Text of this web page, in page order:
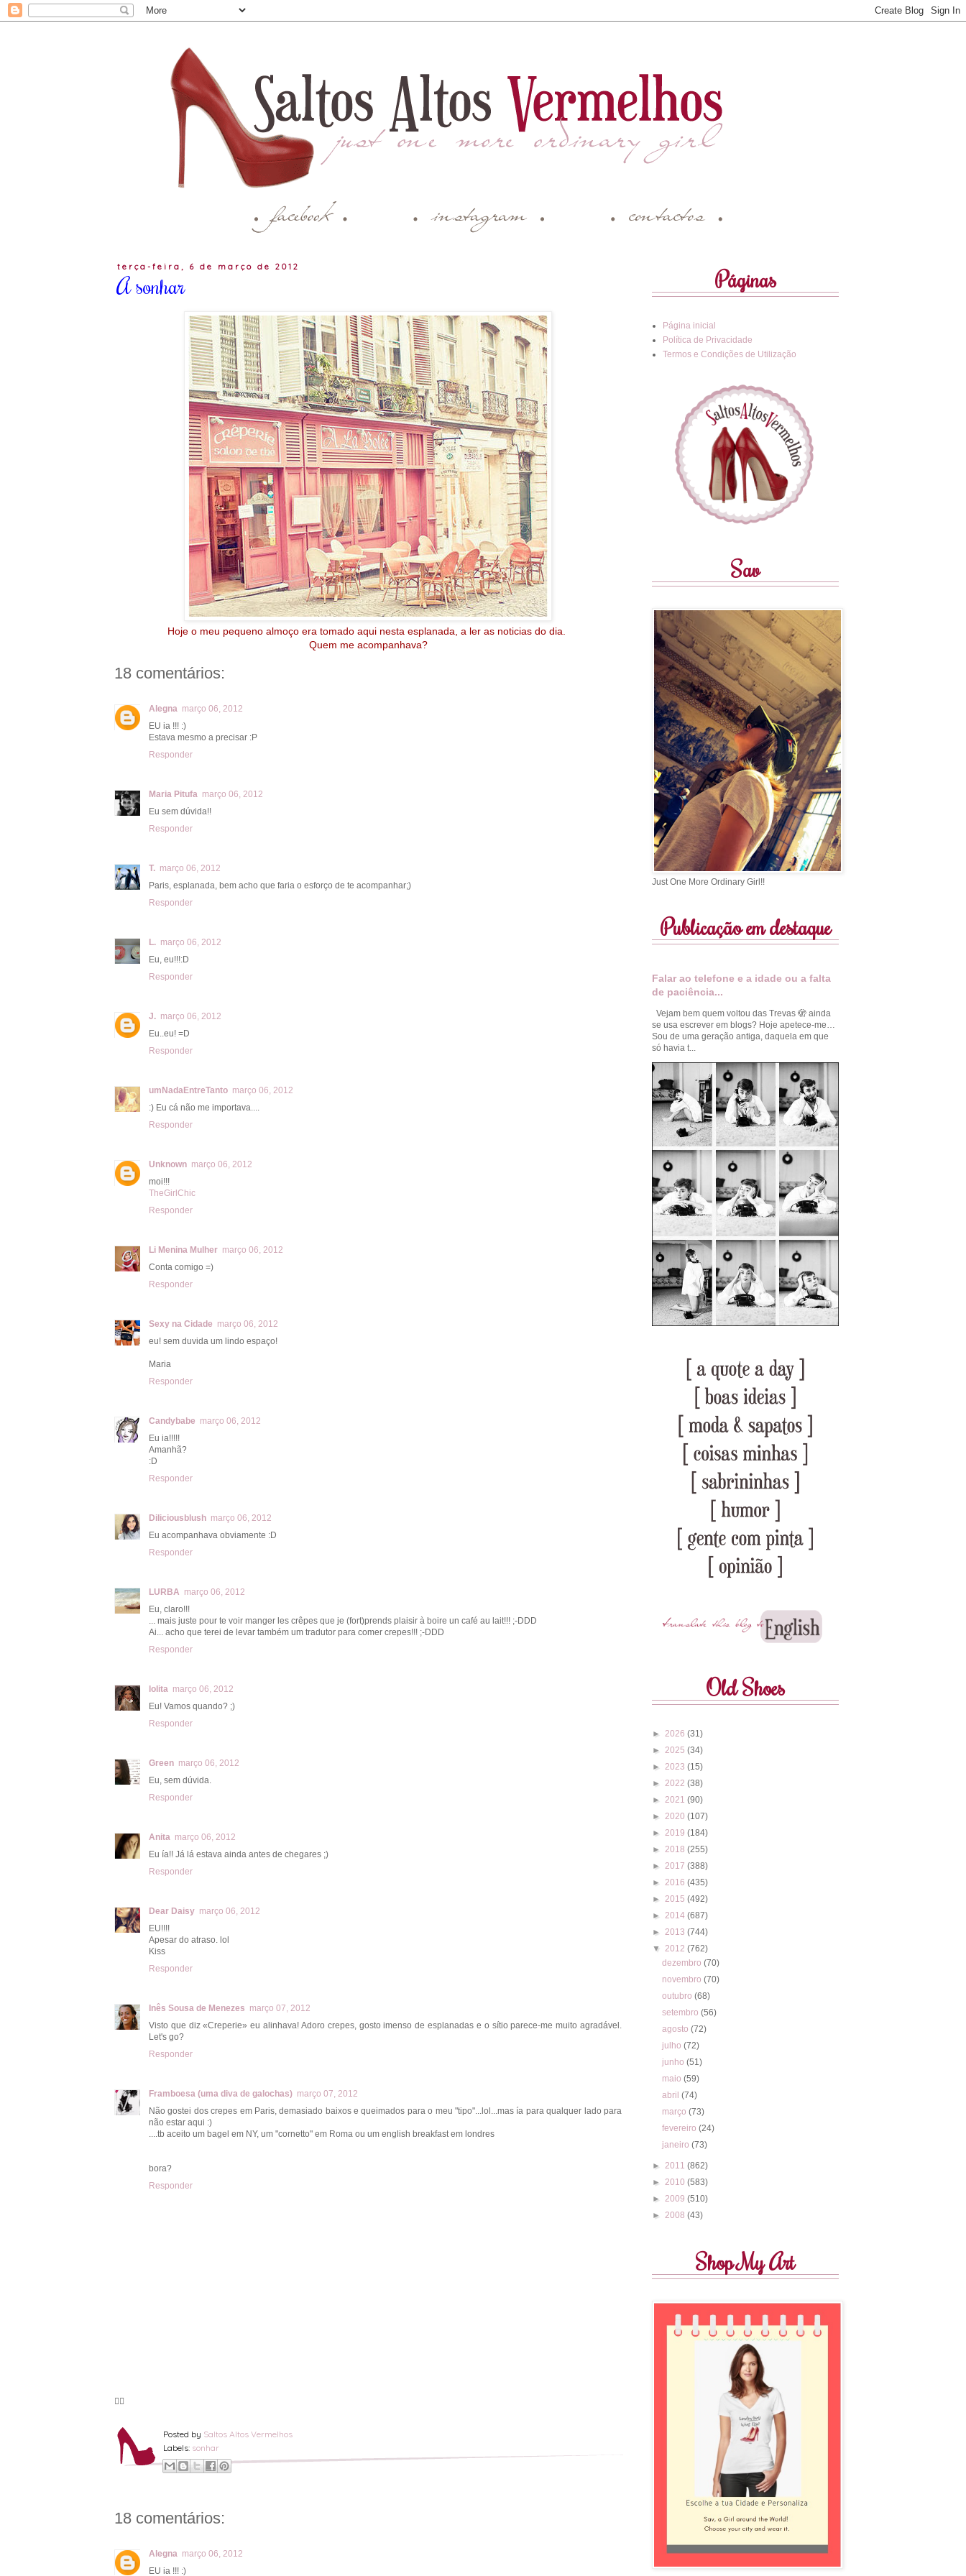
terça-feira, 6 de março de 2012
A sonhar
Hoje o meu pequeno almoço era tomado aqui nesta esplanada, a ler as noticias do dia.
Quem me acompanhava?
18 comentários:
Alegna março 06, 2012
EU ia !!! :)
Estava mesmo a precisar :P
Responder
Maria Pitufa março 06, 2012
Eu sem dúvida!!
Responder
T. março 06, 2012
Paris, esplanada, bem acho que faria o esforço de te acompanhar;)
Responder
L. março 06, 2012
Eu, eu!!!:D
Responder
J. março 06, 2012
Eu..eu! =D
Responder
umNadaEntreTanto março 06, 2012
:) Eu cá não me importava....
Responder
Unknown março 06, 2012
moi!!!
TheGirlChic
Responder
Li Menina Mulher março 06, 2012
Conta comigo =)
Responder
Sexy na Cidade março 06, 2012
eu! sem duvida um lindo espaço!
Maria
Responder
Candybabe março 06, 2012
Eu ia!!!!!
Amanhã?
:D
Responder
Diliciousblush março 06, 2012
Eu acompanhava obviamente :D
Responder
LURBA março 06, 2012
Eu, claro!!!
... mais juste pour te voir manger les crêpes que je (fort)prends plaisir à boire un café au lait!!! ;-DDD
Ai... acho que terei de levar também um tradutor para comer crepes!!! ;-DDD
Responder
lolita março 06, 2012
Eu! Vamos quando? ;)
Responder
Green março 06, 2012
Eu, sem dúvida.
Responder
Anita março 06, 2012
Eu ía!! Já lá estava ainda antes de chegares ;)
Responder
Dear Daisy março 06, 2012
EU!!!!
Apesar do atraso. lol
Kiss
Responder
Inês Sousa de Menezes março 07, 2012
Visto que diz «Creperie» eu alinhava! Adoro crepes, gosto imenso de esplanadas e o sítio parece-me muito agradável.
Let's go?
Responder
Framboesa (uma diva de galochas) março 07, 2012
Não gostei dos crepes em Paris, demasiado baixos e queimados para o meu "tipo"...lol...mas ía para qualquer lado para
não estar aqui :)
....tb aceito um bagel em NY, um "cornetto" em Roma ou um english breakfast em londres
bora?
Responder
🦸‍♀️
Posted by Saltos Altos Vermelhos
Labels: sonhar
18 comentários:
Alegna março 06, 2012
EU ia !!! :)
Páginas
Página inicial
Política de Privacidade
Termos e Condições de Utilização
Sav
Just One More Ordinary Girl!!
Publicação em destaque
Falar ao telefone e a idade ou a falta
de paciência...
Vejam bem quem voltou das Trevas 🫣 ainda
se usa escrever em blogs? Hoje apetece-me…
Sou de uma geração antiga, daquela em que
só havia t...
Old Shoes
► 2026 (31)
► 2025 (34)
► 2023 (15)
► 2022 (38)
► 2021 (90)
► 2020 (107)
► 2019 (184)
► 2018 (255)
► 2017 (388)
► 2016 (435)
► 2015 (492)
► 2014 (687)
► 2013 (744)
▼ 2012 (762)
dezembro(70)
novembro(70)
outubro(68)
setembro(56)
agosto(72)
julho(72)
junho(51)
maio(59)
abril(74)
março(73)
fevereiro(24)
janeiro(73)
► 2011 (862)
► 2010 (583)
► 2009 (510)
► 2008 (43)
Shop My Art